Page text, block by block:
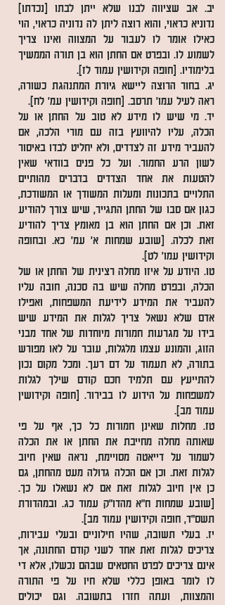
יב. אב שציווה לבנו שלא ייתן לבתו [נכדתו]
נדוניא כראוי, והוא רוצה ליתן לה נדוניה כראוי, הוי
כאילו אומר לו לעבור על המצווה ואינו צריך
לשמוע לו. ובפרט אם החתן הוא בן תורה הממשיך
בלימודיו. [חופה וקידושין עמוד לז].
יג. בחור הרוצה ליישא גיורת המתנהגת כשורה,
ראה לעיל עמו' תרסב. [חופה וקידושין עמ' לח].
יד. מי שיש לו מידע לא טוב על החתן או על
הכלה, עליו להיוועץ בזה עם מורי הלכה, אם
להעביר מידע זה לצדדים, ולא יחליט לבדו באיסור
לשון הרע החמור. ועל כל פנים בוודאי שאין
להטעות את אחד הצדדים בדברים מהותיים
התלויים בתכונות ומעלות המשודך או המשודכת,
כגון אם סבו של החתן התגייר, שיש צורך להודיע
זאת. וכן אם החתן הוא בן מאומץ צריך להודיע
זאת לכלה. [שובע שמחות א' עמ' כא. ובחופה
וקידושין עמו' לט].
טו. היודע על איזו מחלה רצינית של החתן או של
הכלה, ובפרט מחלה שיש בה סכנה, חובה עליו
להעביר את המידע לידיעת המשפחות, ואפילו
אדם שלא נשאל צריך לגלות את המידע שיש
בידו על מגרעות חמורות מיוחדות של אחד מבני
הזוג, והמונע עצמו מלגלות, עובר על לאו מפורש
בתורה, לא תעמוד על דם רעך. ומכל מקום נכון
להתייעץ עם תלמיד חכם קודם שילך לגלות
למשפחות על הידוע לו בבירור. [חופה וקידושין
עמוד מב].
טז. מחלות שאינן חמורות כל כך, אף על פי
שאותה מחלה מחייבת את החתן או את הכלה
לשמור על דייאטה מסויימת, נראה שאין חיוב
לגלות זאת. וכן אם הכלה גדולה מעט מהחתן, גם
כן אין חיוב לגלות זאת אם לא נשאלו על כך.
[שובע שמחות ח"א מהדו"ק עמוד כג. ובמהדורת
תשס"ד, חופה וקידושין עמוד מב].
יז. בעלי תשובה, שהיו חילוניים ובעלי עבירות,
צריכים לגלות זאת אחד לשני קודם החתונה, אך
אינם צריכים לפרט החטאים שבהם נכשלו, אלא די
לו לומר באופן כללי שלא חיו על פי התורה
והמצוות, ועתה חזרו בתשובה. וגם יכולים